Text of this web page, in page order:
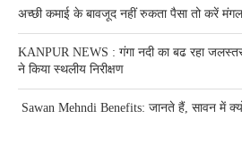
अच्छी कमाई के बावजूद नहीं रुकता पैसा तो करें
KANPUR NEWS : गंगा नदी का बढ रहा
ने किया स्थलीय निरीक्षण
Sawan Mehndi Benefits: जानते हैं, सावन में